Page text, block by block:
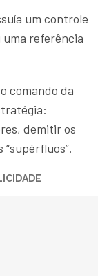
um controle
uma referência
comando da
demitir os